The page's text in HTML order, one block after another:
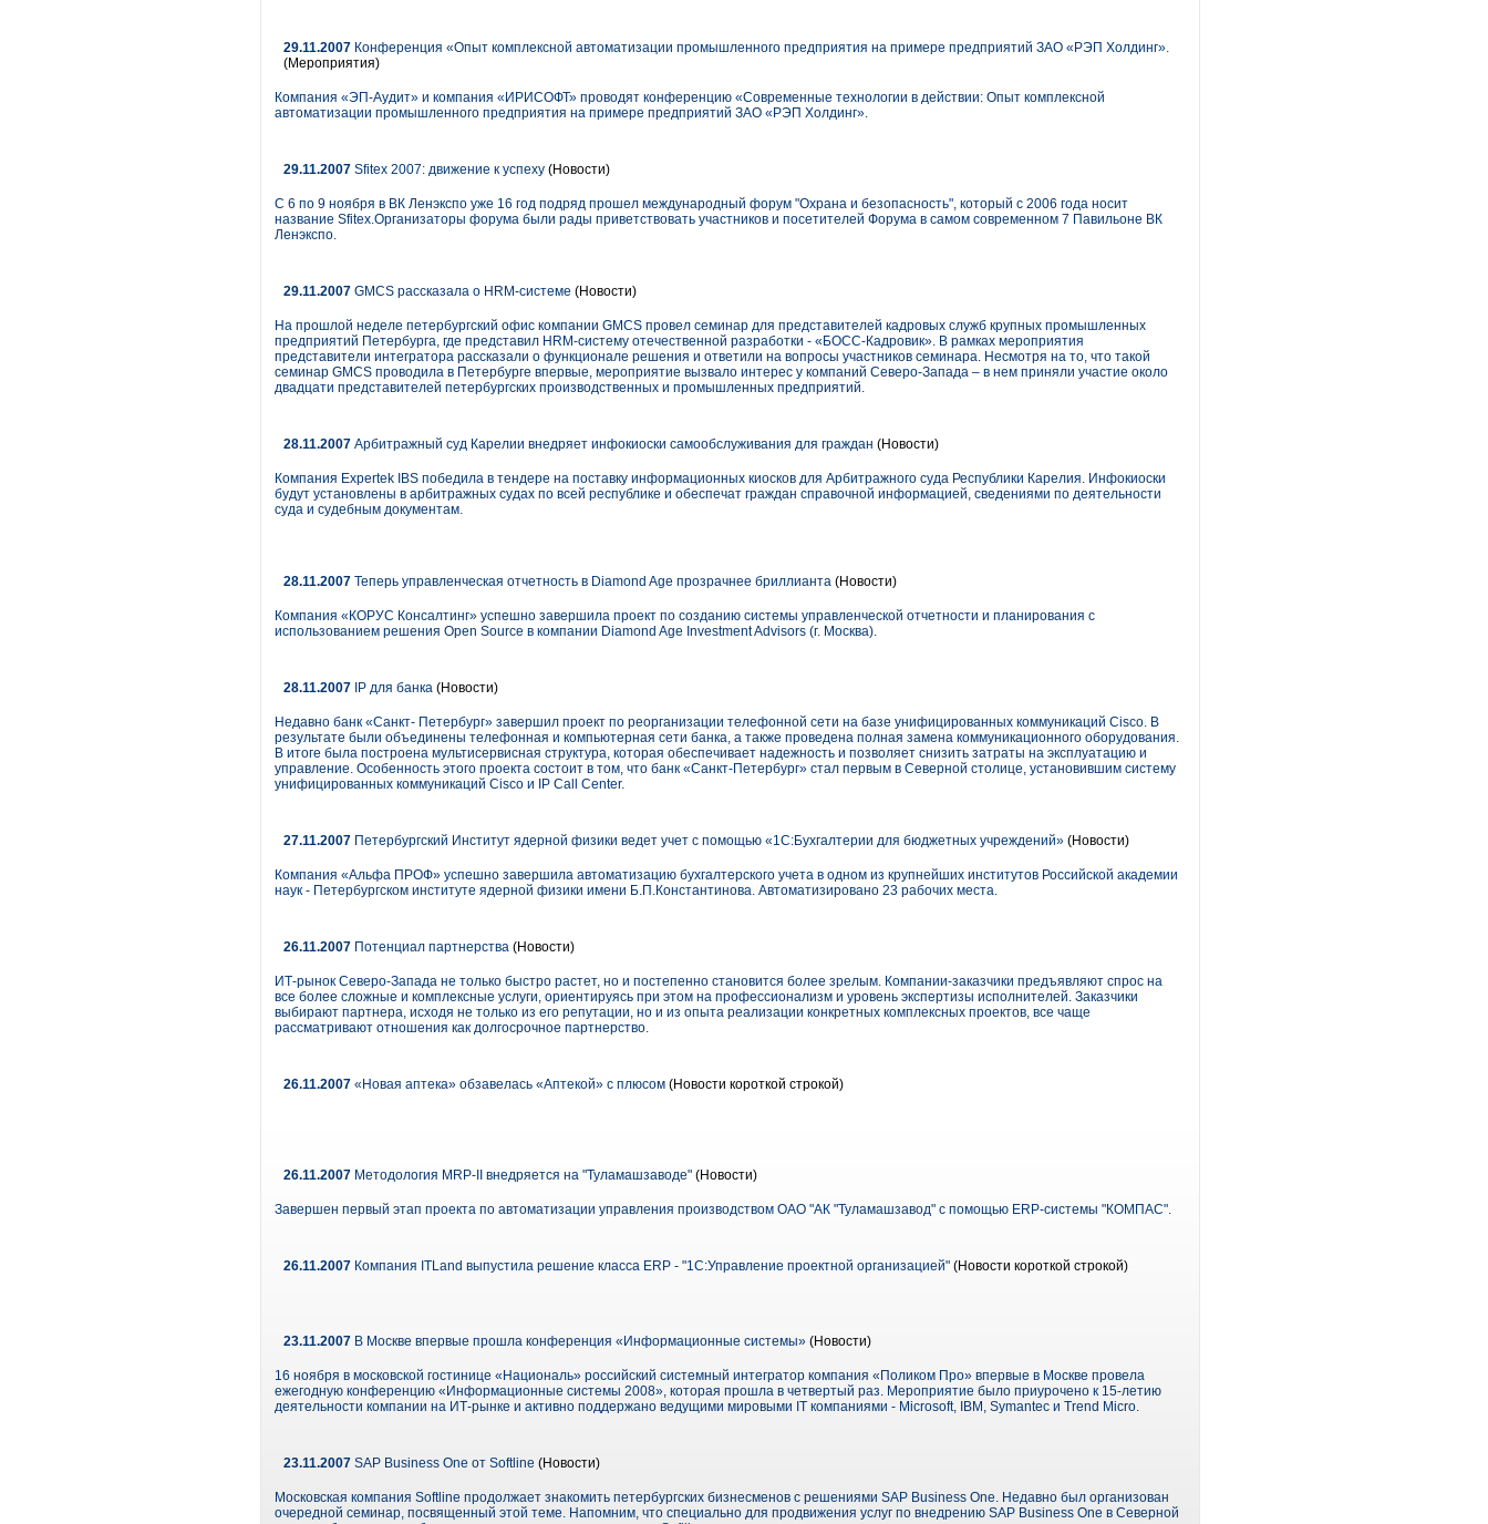
29.11.2007 Конференция «Опыт комплексной автоматизации промышленного предприятия на примере предприятий ЗАО «РЭП Холдинг».
(Мероприятия)
Компания «ЭП-Аудит» и компания «ИРИСОФТ» проводят конференцию «Современные технологии в действии: Опыт комплексной
автоматизации промышленного предприятия на примере предприятий ЗАО «РЭП Холдинг».
29.11.2007 Sfitex 2007: движение к успеху (Новости)
С 6 по 9 ноября в ВК Ленэкспо уже 16 год подряд прошел международный форум "Охрана и безопасность", который с 2006 года носит
название Sfitex.Организаторы форума были рады приветствовать участников и посетителей Форума в самом современном 7 Павильоне ВК
Ленэкспо.
29.11.2007 GMCS рассказала о HRM-системе (Новости)
На прошлой неделе петербургский офис компании GMCS провел семинар для представителей кадровых служб крупных промышленных
предприятий Петербурга, где представил HRM-систему отечественной разработки - «БОСС-Кадровик». В рамках мероприятия
представители интегратора рассказали о функционале решения и ответили на вопросы участников семинара. Несмотря на то, что такой
семинар GMCS проводила в Петербурге впервые, мероприятие вызвало интерес у компаний Северо-Запада – в нем приняли участие около
двадцати представителей петербургских производственных и промышленных предприятий.
28.11.2007 Арбитражный суд Карелии внедряет инфокиоски самообслуживания для граждан (Новости)
Компания Expertek IBS победила в тендере на поставку информационных киосков для Арбитражного суда Республики Карелия. Инфокиоски
будут установлены в арбитражных судах по всей республике и обеспечат граждан справочной информацией, сведениями по деятельности
суда и судебным документам.
28.11.2007 Теперь управленческая отчетность в Diamond Age прозрачнее бриллианта (Новости)
Компания «КОРУС Консалтинг» успешно завершила проект по созданию системы управленческой отчетности и планирования с
использованием решения Open Source в компании Diamond Age Investment Advisors (г. Москва).
28.11.2007 IP для банка (Новости)
Недавно банк «Санкт- Петербург» завершил проект по реорганизации телефонной сети на базе унифицированных коммуникаций Cisco. В
результате были объединены телефонная и компьютерная сети банка, а также проведена полная замена коммуникационного оборудования.
В итоге была построена мультисервисная структура, которая обеспечивает надежность и позволяет снизить затраты на эксплуатацию и
управление. Особенность этого проекта состоит в том, что банк «Санкт-Петербург» стал первым в Cеверной столице, установившим систему
унифицированных коммуникаций Cisco и IP Call Center.
27.11.2007 Петербургский Институт ядерной физики ведет учет с помощью «1С:Бухгалтерии для бюджетных учреждений» (Новости)
Компания «Альфа ПРОФ» успешно завершила автоматизацию бухгалтерского учета в одном из крупнейших институтов Российской академии
наук - Петербургском институте ядерной физики имени Б.П.Константинова. Автоматизировано 23 рабочих места.
26.11.2007 Потенциал партнерства (Новости)
ИТ-рынок Северо-Запада не только быстро растет, но и постепенно становится более зрелым. Компании-заказчики предъявляют спрос на
все более сложные и комплексные услуги, ориентируясь при этом на профессионализм и уровень экспертизы исполнителей. Заказчики
выбирают партнера, исходя не только из его репутации, но и из опыта реализации конкретных комплексных проектов, все чаще
рассматривают отношения как долгосрочное партнерство.
26.11.2007 «Новая аптека» обзавелась «Аптекой» с плюсом (Новости короткой строкой)
26.11.2007 Методология MRP-II внедряется на "Туламашзаводе" (Новости)
Завершен первый этап проекта по автоматизации управления производством ОАО "АК "Туламашзавод" с помощью ERP-системы "КОМПАС".
26.11.2007 Компания ITLand выпустила решение класса ERP - "1С:Управление проектной организацией" (Новости короткой строкой)
23.11.2007 В Москве впервые прошла конференция «Информационные системы» (Новости)
16 ноября в московской гостинице «Националь» российский системный интегратор компания «Поликом Про» впервые в Москве провела
ежегодную конференцию «Информационные системы 2008», которая прошла в четвертый раз. Мероприятие было приурочено к 15-летию
деятельности компании на ИТ-рынке и активно поддержано ведущими мировыми IT компаниями - Microsoft, IBM, Symantec и Trend Micro.
23.11.2007 SAP Business One от Softline (Новости)
Московская компания Softline продолжает знакомить петербургских бизнесменов с решениями SAP Business One. Недавно был организован
очередной семинар, посвященный этой теме. Напомним, что специально для продвижения услуг по внедрению SAP Business One в Северной